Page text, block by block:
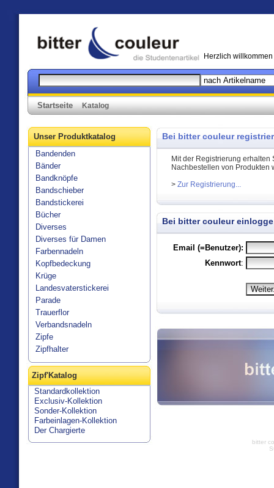
Herzlich
Startseite Katalog
Unser Produktkatalog
Bandenden
Bänder
Bandknöpfe
Bandschieber
Bandstickerei
Bücher
Diverses
Diverses für Damen
Farbennadeln
Kopfbedeckung
Krüge
Landesvaterstickerei
Parade
Trauerflor
Verbandsnadeln
Zipfe
Zipfhalter
Zipf'Katalog
Standardkollektion
Exclusiv-Kollektion
Sonder-Kollektion
Farbeinlagen-Kollektion
Der Chargierte
Bei bitter couleur
Mit der Registrierung
Nachbestellen von Produkten
> Zur Registrierung...
Bei bitter couleur
Email (=Benutzer):
Kennwort:
bitter